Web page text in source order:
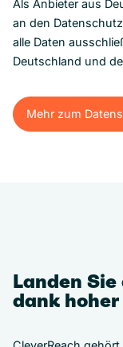
Als Anbieter aus
an den
alle Daten
Deutschland und
Mehr zum
Mehr zum
Landen
dank